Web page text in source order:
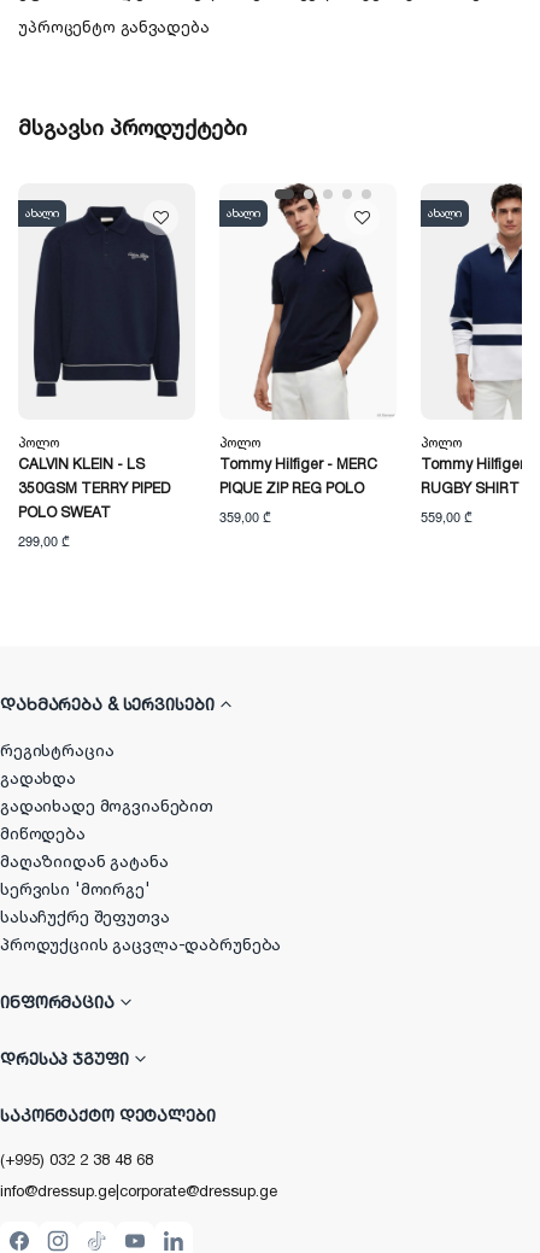
უპროცენტო განვადება
მსგავსი პროდუქტები
ახალი
Პოლო
CALVIN KLEIN - LS
350GSM TERRY PIPED
POLO SWEAT
299,00 ₾
ახალი
Პოლო
Tommy Hilfiger - MERC
PIQUE ZIP REG POLO
359,00 ₾
ახალი
Პოლო
Tommy Hilfiger -
RUGBY SHIRT
559,00 ₾
ᲓᲐᲮᲛᲐᲠᲔᲑᲐ & ᲡᲔᲠᲕᲘᲡᲔᲑᲘ
რეგისტრაცია
გადახდა
გადაიხადე მოგვიანებით
მიწოდება
მაღაზიიდან გატანა
სერვისი 'მოირგე'
სასაჩუქრე შეფუთვა
პროდუქციის გაცვლა-დაბრუნება
ᲘᲜᲤᲝᲠᲛᲐᲪᲘᲐ
ᲓᲠᲔᲡᲐᲞ ᲯᲒᲣᲤᲘ
ᲡᲐᲙᲝᲜᲢᲐᲥᲢᲝ ᲓᲔᲢᲐᲚᲔᲑᲘ
(+995) 032 2 38 48 68
info@dressup.ge|corporate@dressup.ge